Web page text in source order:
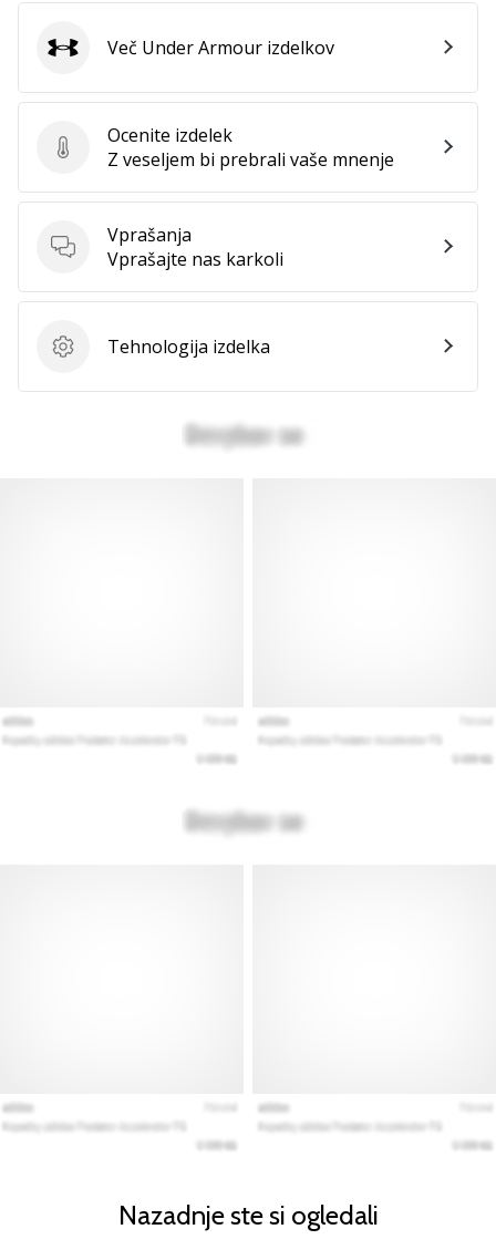
Ocenite izdelek
Ocenite izdelek
Z veseljem bi prebrali vaše mnenje
Vprašanja
Vprašanja
Vprašajte nas karkoli
Tehnologija izdelka
Tehnologija izdelka
Under Armour
Več Under Armour izdelkov
Nazadnje ste si ogledali